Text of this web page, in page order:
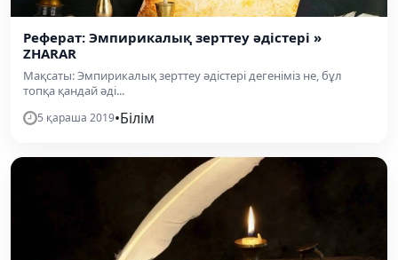
Реферат: Эмпирикалық зерттеу әдістері »
ZHARAR
Мақсаты: Эмпирикалық зерттеу әдістері дегеніміз не, бұл
топқа қандай әді...
5 қараша 2019•Білім